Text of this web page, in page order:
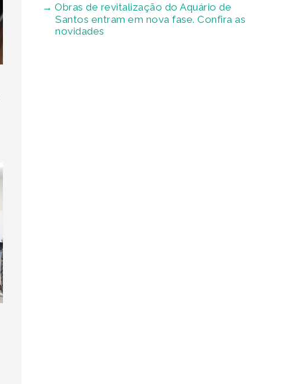
Obras de revitalização do Aquário de
Santos entram em nova fase. Confira as
novidades